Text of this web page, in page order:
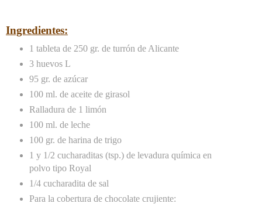
Ingredientes:
1 tableta de 250 gr. de turrón de Alicante
3 huevos L
95 gr. de azúcar
100 ml. de aceite de girasol
Ralladura de 1 limón
100 ml. de leche
100 gr. de harina de trigo
1 y 1/2 cucharaditas (tsp.) de levadura química en
polvo tipo Royal
1/4 cucharadita de sal
Para la cobertura de chocolate crujiente: